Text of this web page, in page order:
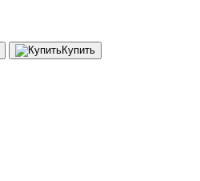
Купить